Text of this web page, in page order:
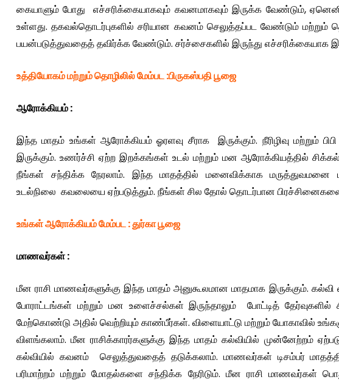
கையாளும் போது எச்சரிக்கையாகவும் கவனமாகவும் இருக்க வேண்டும்,
உள்ளது. தகவல்தொடர்புகளில் சரியான கவனம் செலுத்தப்பட வேண்டும்
பயன்படுத்துவதைத் தவிர்க்க வேண்டும். சர்ச்சைகளில் இருந்து எச்சரிக்கையாக
உத்தியோகம் மற்றும் தொழிலில் மேம்பட:பிருகஸ்பதி பூஜை
ஆரோக்கியம்:
இந்த மாதம் உங்கள் ஆரோக்கியம் ஓரளவு சீராக இருக்கும். நீரிழிவு மற்றும்
இருக்கும். உணர்ச்சி ஏற்ற இறக்கங்கள் உடல் மற்றும் மன ஆரோக்கியத்தில்
நீங்கள் சந்திக்க நேரலாம். இந்த மாதத்தில் மனைவிக்காக மருத்துவமனை
உடல்நிலை கவலையை ஏற்படுத்தும். நீங்கள் சில தோல் தொடர்பான
உங்கள் ஆரோக்கியம் மேம்பட:துர்கா பூஜை
மாணவர்கள்:
மீன ராசி மாணவர்களுக்கு இந்த மாதம் அனுகூலமான மாதமாக இருக்கும்.
போராட்டங்கள் மற்றும் மன உளைச்சல்கள் இருந்தாலும் போட்டித் தேர்வுகளில்
மேற்கொண்டு அதில் வெற்றியும் காண்பீர்கள். விளையாட்டு மற்றும் யோகாவில்
விளங்கலாம். மீன ராசிக்காரர்களுக்கு இந்த மாதம் கல்வியில் முன்னேற்றம்
கல்வியில் கவனம் செலுத்துவதைத் தடுக்கலாம். மாணவர்கள் டிசம்பர் மாதத்தில்
பரிமாற்றம் மற்றும் மோதல்களை சந்திக்க நேரிடும். மீன ராசி மாணவர்கள்